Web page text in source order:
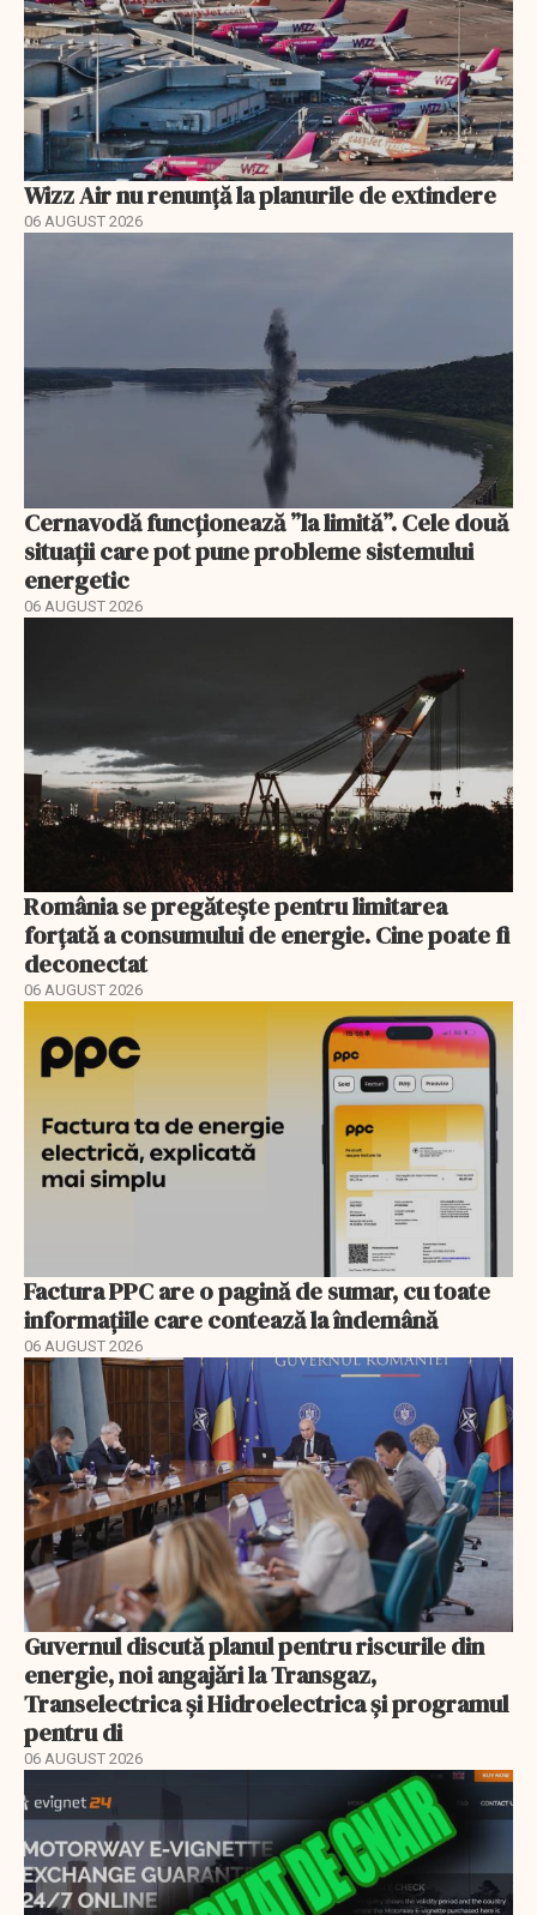
Wizz Air nu renunță la planurile de extindere
06 AUGUST 2026
Cernavodă funcționează ”la limită”. Cele două
situații care pot pune probleme sistemului
energetic
06 AUGUST 2026
România se pregătește pentru limitarea
forțată a consumului de energie. Cine poate fi
deconectat
06 AUGUST 2026
Factura PPC are o pagină de sumar, cu toate
informațiile care contează la îndemână
06 AUGUST 2026
Guvernul discută planul pentru riscurile din
energie, noi angajări la Transgaz,
Transelectrica și Hidroelectrica și programul
pentru di
06 AUGUST 2026